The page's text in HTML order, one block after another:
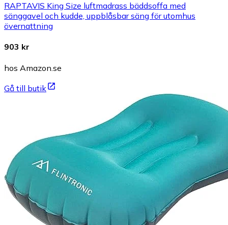
RAPTAVIS King Size luftmadrass bäddsoffa med
sänggavel och kudde, uppblåsbar säng för utomhus
övernattning
903 kr
hos Amazon.se
Gå till butik